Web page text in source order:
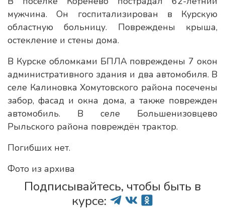
мужчина. Он госпитализирован в Курскую
областную больницу. Повреждены крыша,
остекление и стены дома.
В Курске обломками БПЛА повреждены 7 окон
административного здания и два автомобиля. В
селе Калиновка Хомутовского района посечены
забор, фасад и окна дома, а также поврежден
автомобиль. В селе Большенизовцево
Рыльского района повреждён трактор.
Погибших нет.
Фото из архива
Подписывайтесь, чтобы быть в
курсе: